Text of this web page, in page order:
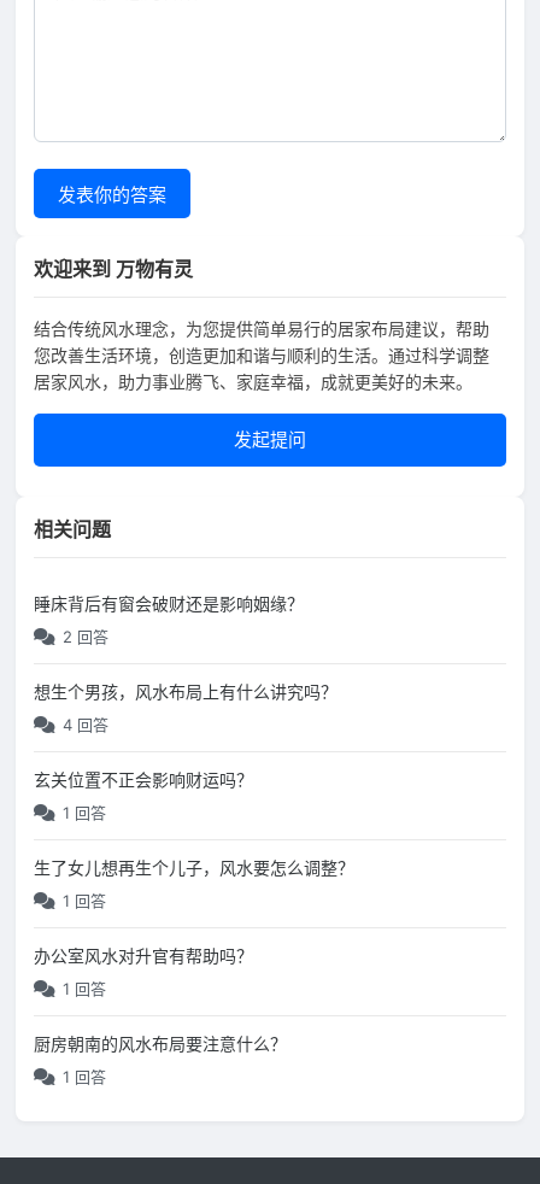
发表你的答案
欢迎来到 万物有灵
结合传统风水理念，为您提供简单易行的居家布局建议，帮助
您改善生活环境，创造更加和谐与顺利的生活。通过科学调整
居家风水，助力事业腾飞、家庭幸福，成就更美好的未来。
发起提问
相关问题
睡床背后有窗会破财还是影响姻缘？
2 回答
想生个男孩，风水布局上有什么讲究吗？
4 回答
玄关位置不正会影响财运吗？
1 回答
生了女儿想再生个儿子，风水要怎么调整？
1 回答
办公室风水对升官有帮助吗？
1 回答
厨房朝南的风水布局要注意什么？
1 回答